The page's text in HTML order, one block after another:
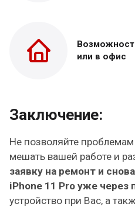
или в офис
Заключение:
Не позволяйте
мешать вашей работе и
заявку на ремонт и
iPhone 11 Pro уже через
устройство при Вас, а